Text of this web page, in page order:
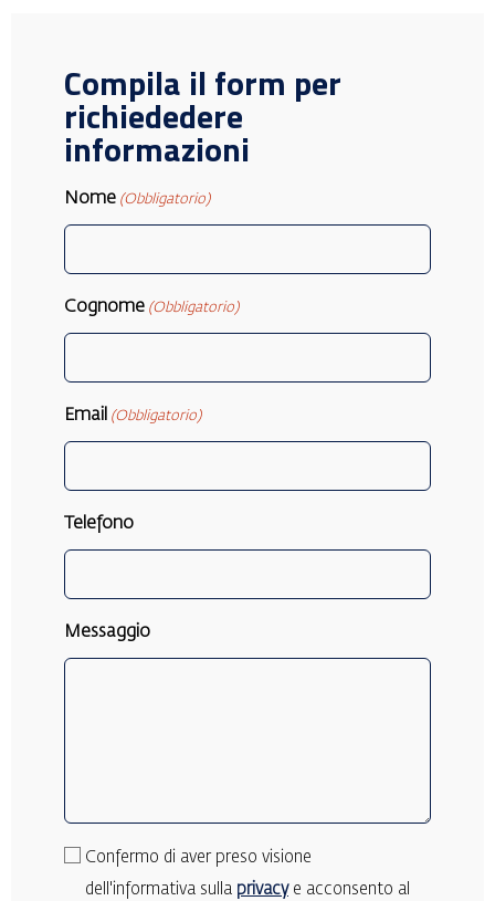
Compila il form per
richiededere
informazioni
Nome (Obbligatorio)
Cognome (Obbligatorio)
Email (Obbligatorio)
Telefono
Messaggio
privacy
(Obbligatorio)
Confermo di aver preso visione
dell'informativa sulla privacye acconsento al